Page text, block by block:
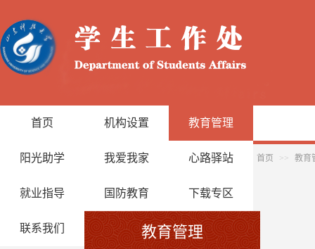
首页 机构设置 教育管理
阳光助学 我爱我家 心路驿站
就业指导 国防教育 下载专区
联系我们
首页 >> 教育
教育管理